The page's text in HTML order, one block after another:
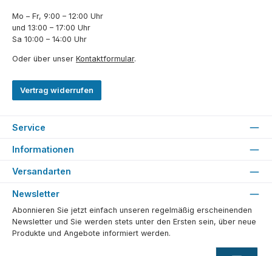
Mo – Fr, 9:00 – 12:00 Uhr
und 13:00 – 17:00 Uhr
Sa 10:00 – 14:00 Uhr
Oder über unser Kontaktformular.
Vertrag widerrufen
Service
Informationen
Versandarten
Newsletter
Abonnieren Sie jetzt einfach unseren regelmäßig erscheinenden
Newsletter und Sie werden stets unter den Ersten sein, über neue
Produkte und Angebote informiert werden.